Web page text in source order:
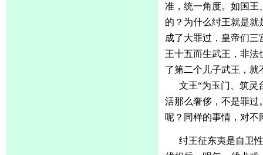
准，统一角度。如国王
的？为什么纣王就是
成了大罪过，皇帝们
王十五而生武王，非法
了第二个儿子武王，就
文王“为玉门、筑灵
活那么奢侈，不是罪过
呢？同样的事情，对
纣王征东夷是自卫